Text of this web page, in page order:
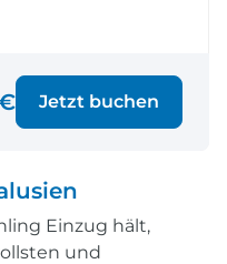
Jetzt buchen
Einzug hält,
und